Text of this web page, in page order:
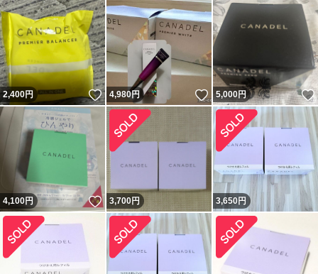
2,400円 いいね！
4,980円 いいね！
5,000円
4,100円 いいね！
3,700円 3,650円